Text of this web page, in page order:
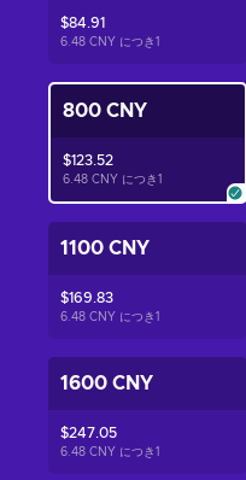
$84.91
6.48 CNY につき 1
800 CNY
$123.52
6.48 CNY につき 1
1100 CNY
$169.83
6.48 CNY につき 1
1600 CNY
$247.05
6.48 CNY につき 1